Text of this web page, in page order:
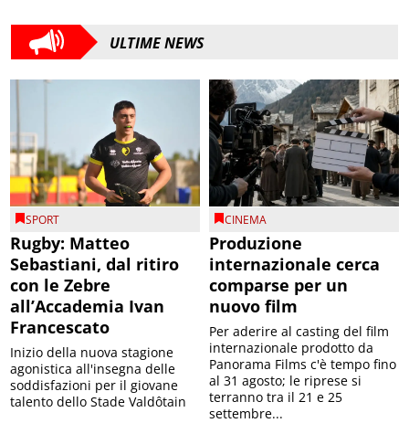
ULTIME NEWS
SPORT
Rugby: Matteo
Sebastiani, dal ritiro
con le Zebre
all’Accademia Ivan
Francescato
Inizio della nuova stagione
agonistica all'insegna delle
soddisfazioni per il giovane
talento dello Stade Valdôtain
CINEMA
Produzione
internazionale cerca
comparse per un
nuovo film
Per aderire al casting del film
internazionale prodotto da
Panorama Films c'è tempo fino
al 31 agosto; le riprese si
terranno tra il 21 e 25
settembre...